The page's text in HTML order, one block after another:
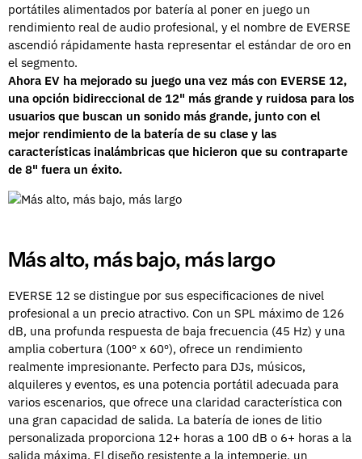
portátiles alimentados por batería al poner en juego un
rendimiento real de audio profesional, y el nombre de EVERSE
ascendió rápidamente hasta representar el estándar de oro en
el segmento.
Ahora EV ha mejorado su juego una vez más con EVERSE 12,
una opción bidireccional de 12" más grande y ruidosa para los
usuarios que buscan un sonido más grande, junto con el
mejor rendimiento de la batería de su clase y las
características inalámbricas que hicieron que su contraparte
de 8" fuera un éxito.
Más alto, más bajo, más largo
EVERSE 12 se distingue por sus especificaciones de nivel
profesional a un precio atractivo. Con un SPL máximo de 126
dB, una profunda respuesta de baja frecuencia (45 Hz) y una
amplia cobertura (100º x 60º), ofrece un rendimiento
realmente impresionante. Perfecto para DJs, músicos,
alquileres y eventos, es una potencia portátil adecuada para
varios escenarios, que ofrece una claridad característica con
una gran capacidad de salida. La batería de iones de litio
personalizada proporciona 12+ horas a 100 dB o 6+ horas a la
salida máxima. El diseño resistente a la intemperie, un